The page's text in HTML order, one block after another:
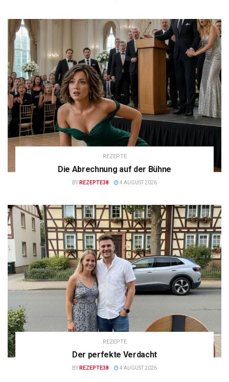
REZEPTE
Die Abrechnung auf der Bühne
BY REZEPTE38 4 AUGUST 2026
REZEPTE
Der perfekte Verdacht
BY REZEPTE38 4 AUGUST 2026